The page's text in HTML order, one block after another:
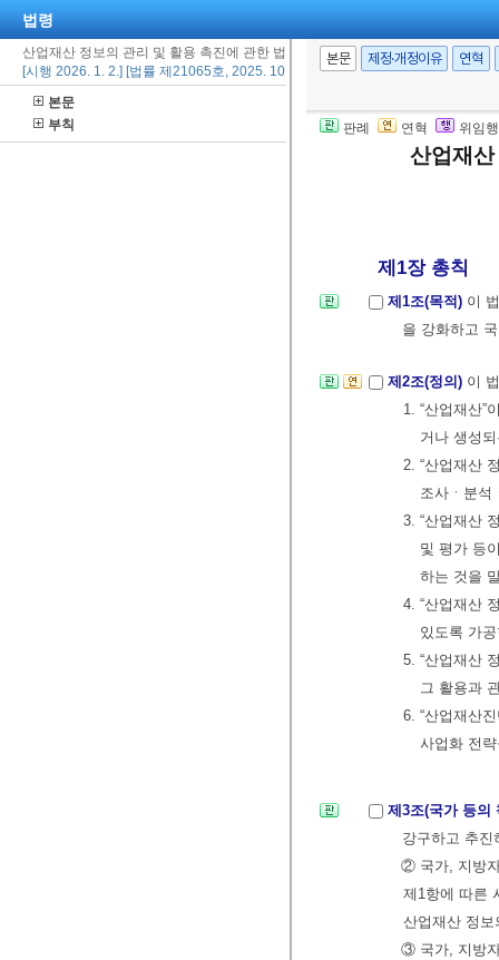
법령
산업재산 정보의 관리 및 활용 촉진에 관한 법률
[시행 2026. 1. 2.] [법률 제21065호, 2025. 10. 1., 타법개정]
본문
부칙
본문 제정·개정이유 연혁
판례 연혁 위임
산업재
제1장 총칙
제1조(목적) 이
을 강화하고
제2조(정의) 이
1. “산업재산”
거나 생성
2. “산업재산
조사ㆍ분석
3. “산업재산
및 평가 등
하는 것을
4. “산업재산
있도록 가
5. “산업재산
그 활용과
6. “산업재산
사업화 전
제3조(국가 등의
강구하고 추진
② 국가, 지방
제1항에 따른
산업재산 정
③ 국가, 지방